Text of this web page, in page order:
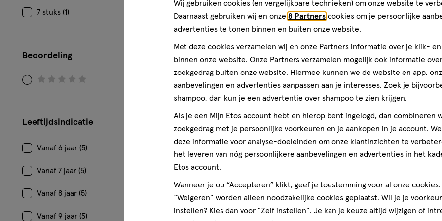
7 stuks (1)
Beoordeling
0
Leeftijdsindicatie
Vanaf 6 jaar (5)
Vanaf 7 jaar (5)
Vanaf 8 jaar (5)
Vanaf 9 jaar (5)
geneesmiddel,
tablet
geneesmiddel
21
stuks
tablet
Prevalin Allerstop Hooikoorts 10 MG
verhoog aantal met één,Limiet bereikt. Je kan
geneesmiddel,
tablet
stuks
Reactine Cetirizine 10 MG 7
5
Wij gebruiken cookies (en vergelijkbare technieken) om onze website te
Daarnaast gebruiken wij en onze 8 Partners cookies om je persoonlijke
advertenties te tonen binnen en buiten onze website.
Met deze cookies verzamelen wij en onze Partners informatie over je klik-
binnen onze website. Onze Partners verzamelen mogelijk ook informatie
zoekgedrag buiten onze website. Hiermee kunnen we de website en app,
aanbevelingen en advertenties aanpassen aan je interesses. Zoek je
shampoo, dan kun je een advertentie over shampoo te zien krijgen.
Als je een Mijn Etos account hebt en hierop bent ingelogd, dan combineren
zoekgedrag met je persoonlijke voorkeuren en je aankopen in je account.
deze informatie voor analyse-doeleinden om onze klantinzichten te
het leveren van nóg persoonlijkere aanbevelingen en advertenties in het
Etos account.
Wanneer je op “Accepteren” klikt, geef je toestemming voor al onze cookies.
“Weigeren” worden alleen noodzakelijke cookies geplaatst. Wil je je
instellen? Kies dan voor “Zelf instellen”. Je kan je keuze altijd wijzigen of